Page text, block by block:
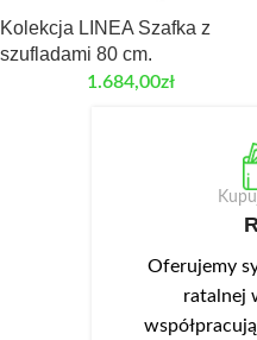
Kolekcja LINEA Szafka z
szufladami 80 cm.
1.684,00zł
Oferujemy
ratalnej